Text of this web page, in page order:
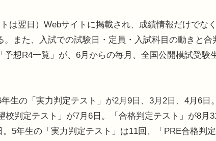
は翌日）Webサイトに掲載され、成績情報だけでなく
また、入試での試験日・定員・入試科目の動きと合
予想R4一覧」が、6月からの毎月、全国公開模試受験
生の「実力判定テスト」が2月9日、3月2日、4月6日
校判定テスト」が7月6日。「合格判定テスト」が8月
。5年生の「実力判定テスト」は11回、「PRE合格判